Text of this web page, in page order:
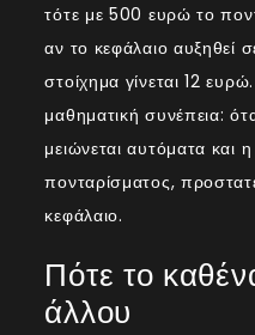
τότε με 500 ευρώ το
αν το κεφάλαιο αυξηθεί
στοίχημα γίνεται 12
μαθηματική συνέπεια:
μειώνεται αυτόματα και
πονταρίσματος,
κεφάλαιο.
Πότε το
άλλου